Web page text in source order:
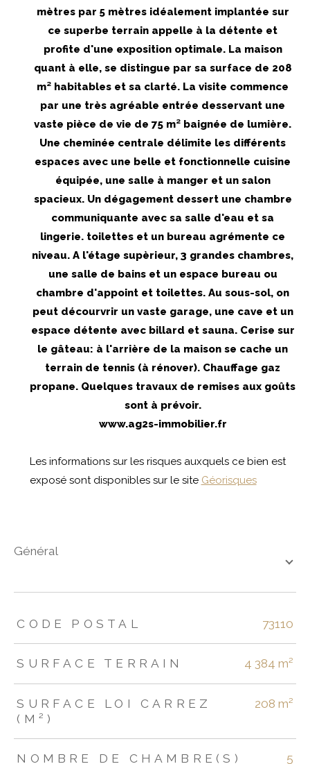
mètres par 5 mètres idéalement implantée sur
ce superbe terrain appelle à la détente et
profite d'une exposition optimale. La maison
quant à elle, se distingue par sa surface de 208
m² habitables et sa clarté. La visite commence
par une très agréable entrée desservant une
vaste pièce de vie de 75 m² baignée de lumière.
Une cheminée centrale délimite les différents
espaces avec une belle et fonctionnelle cuisine
équipée, une salle à manger et un salon
spacieux. Un dégagement dessert une chambre
communiquante avec sa salle d'eau et sa
lingerie. toilettes et un bureau agrémente ce
niveau. A l'étage supèrieur, 3 grandes chambres,
une salle de bains et un espace bureau ou
chambre d'appoint et toilettes. Au sous-sol, on
peut décourvrir un vaste garage, une cave et un
espace détente avec billard et sauna. Cerise sur
le gâteau: à l'arrière de la maison se cache un
terrain de tennis (à rénover). Chauffage gaz
propane. Quelques travaux de remises aux goûts
sont à prévoir.
www.ag2s-immobilier.fr
Les informations sur les risques auxquels ce bien est
exposé sont disponibles sur le site Géorisques
général
TRAD_ZEPHYR_Caracteristique TRAD_ZEPHYR_Valeurs
CODE POSTAL 73110
SURFACE TERRAIN 4 384 m²
SURFACE LOI CARREZ
(M²)
208 m²
NOMBRE DE CHAMBRE(S) 5